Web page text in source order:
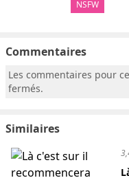
NSFW
Commentaires
Les commentaires pour
fermés.
Similaires